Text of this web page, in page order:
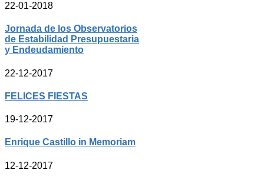
22-01-2018
Jornada de los Observatorios
de Estabilidad Presupuestaria
y Endeudamiento
22-12-2017
FELICES FIESTAS
19-12-2017
Enrique Castillo in Memoriam
12-12-2017